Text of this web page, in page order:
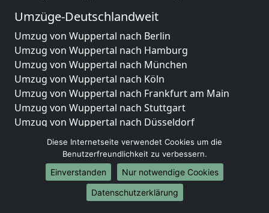
Umzüge-Deutschlandweit
Umzug von Wuppertal nach Berlin
Umzug von Wuppertal nach Hamburg
Umzug von Wuppertal nach München
Umzug von Wuppertal nach Köln
Umzug von Wuppertal nach Frankfurt am Main
Umzug von Wuppertal nach Stuttgart
Umzug von Wuppertal nach Düsseldorf
Umzug von Wuppertal nach Leipzig
Umzug von Wuppertal nach Dortmund
Umzug von Wuppertal nach Essen
Umzug von Wuppertal nach Bremen
Umzug von Wuppertal nach Dresden
Diese Internetseite verwendet Cookies um die
Benutzerfreundlichkeit zu verbessern.
Einverstanden
Nur notwendige Cookies
Datenschutzerklärung